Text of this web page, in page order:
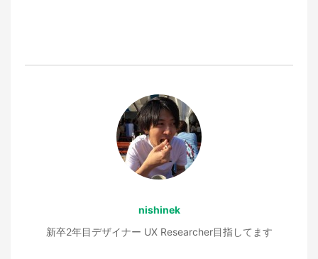
nishinek
新卒2年目デザイナー UX Researcher目指してます